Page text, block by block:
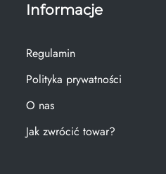
Informacje
Regulamin
Polityka prywatności
O nas
Jak zwrócić towar?